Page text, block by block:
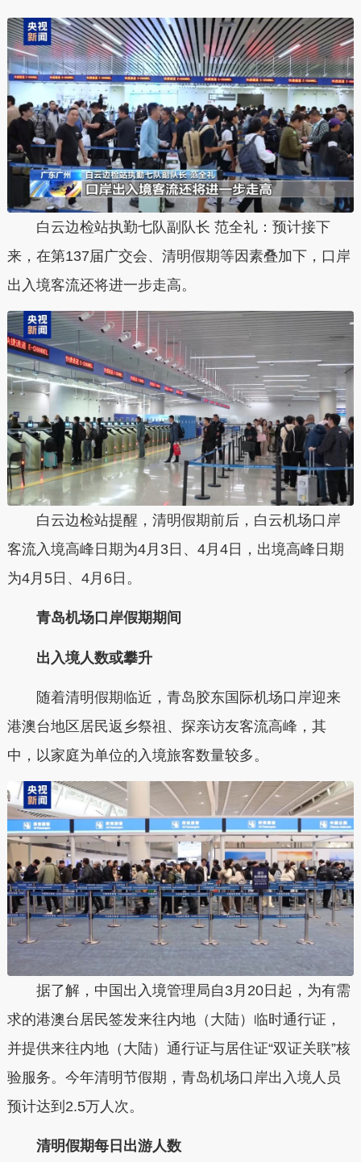
白云边检站执勤七队副队长 范全礼：预计接下
来，在第137届广交会、清明假期等因素叠加下，口岸
出入境客流还将进一步走高。
白云边检站提醒，清明假期前后，白云机场口岸
客流入境高峰日期为4月3日、4月4日，出境高峰日期
为4月5日、4月6日。
青岛机场口岸假期期间
出入境人数或攀升
随着清明假期临近，青岛胶东国际机场口岸迎来
港澳台地区居民返乡祭祖、探亲访友客流高峰，其
中，以家庭为单位的入境旅客数量较多。
据了解，中国出入境管理局自3月20日起，为有需
求的港澳台居民签发来往内地（大陆）临时通行证，
并提供来往内地（大陆）通行证与居住证“双证关联”核
验服务。今年清明节假期，青岛机场口岸出入境人员
预计达到2.5万人次。
清明假期每日出游人数